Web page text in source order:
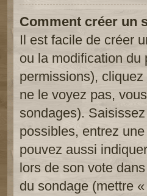
Comment créer un
Il est facile de créer
ou la modification du
permissions), cliquez
ne le voyez pas,
sondages).
possibles, entrez
pouvez aussi
lors de son vote
du sondage (mettre